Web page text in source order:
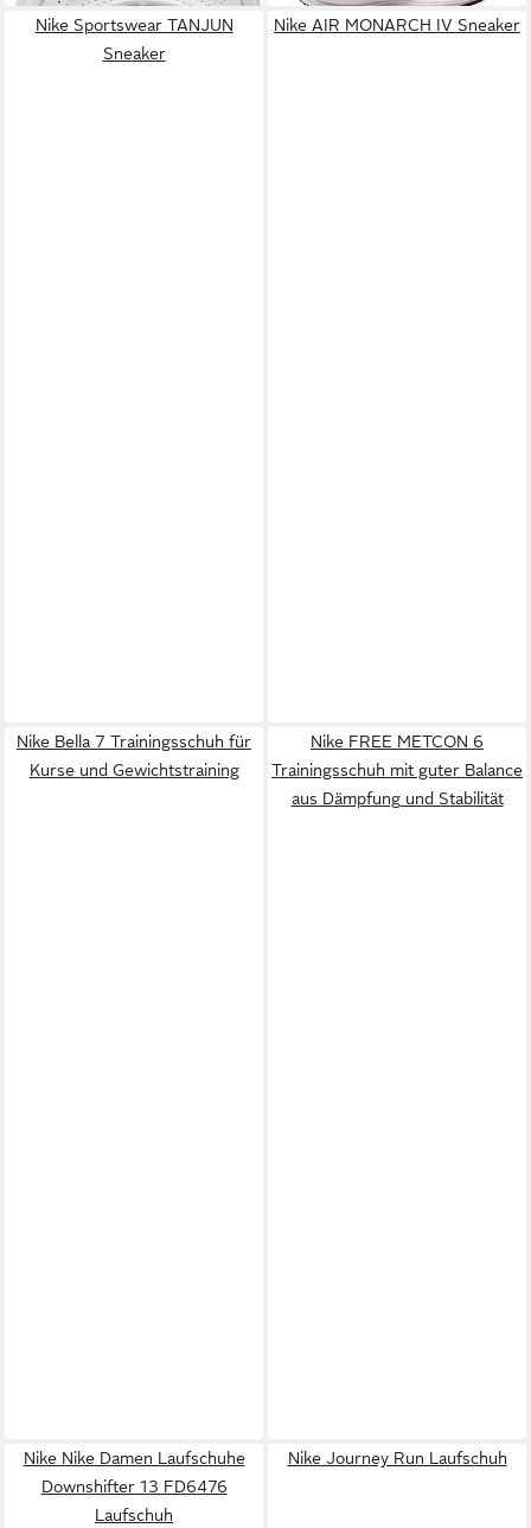
Nike Sportswear TANJUN
Sneaker
Nike AIR MONARCH IV Sneaker
Nike Bella 7 Trainingsschuh für
Kurse und Gewichtstraining
Nike FREE METCON 6
Trainingsschuh mit guter Balance
aus Dämpfung und Stabilität
Nike Nike Damen Laufschuhe
Downshifter 13 FD6476
Laufschuh
Nike Journey Run Laufschuh